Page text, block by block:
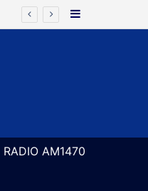
Barra Lateral
RADIO AM1470